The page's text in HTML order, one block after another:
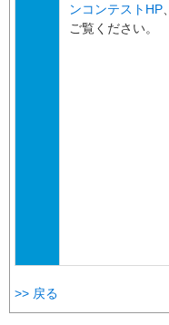
ンコンテストHP
ご覧ください。
>> 戻る